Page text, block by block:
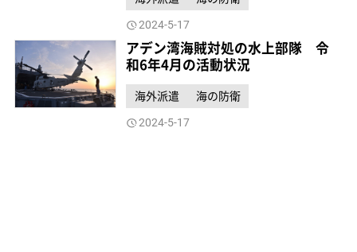
2024-5-17
アデン湾海賊対処の水上部隊 令
和6年4月の活動状況
海外派遣 海の防衛
2024-5-17